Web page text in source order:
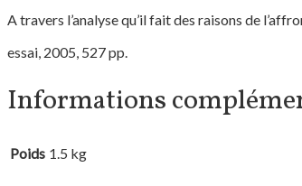
A travers l’analyse qu’il fait des raisons de
essai, 2005, 527 pp.
Informations
Poids 1.5 kg